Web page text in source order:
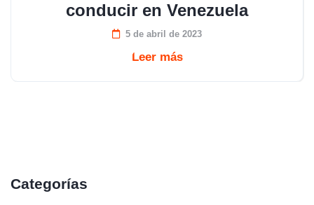
conducir en Venezuela
5 de abril de 2023
Leer más
Categorías